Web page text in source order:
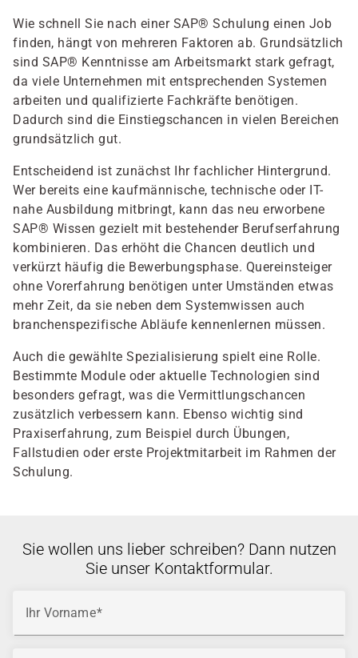
Wie schnell Sie nach einer SAP® Schulung einen Job
finden, hängt von mehreren Faktoren ab. Grundsätzlich
sind SAP® Kenntnisse am Arbeitsmarkt stark gefragt,
da viele Unternehmen mit entsprechenden Systemen
arbeiten und qualifizierte Fachkräfte benötigen.
Dadurch sind die Einstiegschancen in vielen Bereichen
grundsätzlich gut.
Entscheidend ist zunächst Ihr fachlicher Hintergrund.
Wer bereits eine kaufmännische, technische oder IT-
nahe Ausbildung mitbringt, kann das neu erworbene
SAP® Wissen gezielt mit bestehender Berufserfahrung
kombinieren. Das erhöht die Chancen deutlich und
verkürzt häufig die Bewerbungsphase. Quereinsteiger
ohne Vorerfahrung benötigen unter Umständen etwas
mehr Zeit, da sie neben dem Systemwissen auch
branchenspezifische Abläufe kennenlernen müssen.
Auch die gewählte Spezialisierung spielt eine Rolle.
Bestimmte Module oder aktuelle Technologien sind
besonders gefragt, was die Vermittlungschancen
zusätzlich verbessern kann. Ebenso wichtig sind
Praxiserfahrung, zum Beispiel durch Übungen,
Fallstudien oder erste Projektmitarbeit im Rahmen der
Schulung.
Sie wollen uns lieber schreiben? Dann nutzen
Sie unser Kontaktformular.
Ihr Vorname